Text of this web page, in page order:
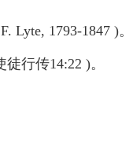
Lyte, 1793-1847 )。
行传14:22 )。